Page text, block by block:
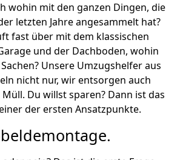
wohin mit den ganzen Dingen, die
letzten Jahre angesammelt hat?
fast über mit dem klassischen
und der Dachboden, wohin
Unsere Umzugshelfer aus
nicht nur, wir entsorgen auch
Du willst sparen? Dann ist das
der ersten Ansatzpunkte.